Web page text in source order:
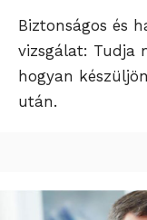
Biztonságos és
vizsgálat: Tudja
hogyan
után.